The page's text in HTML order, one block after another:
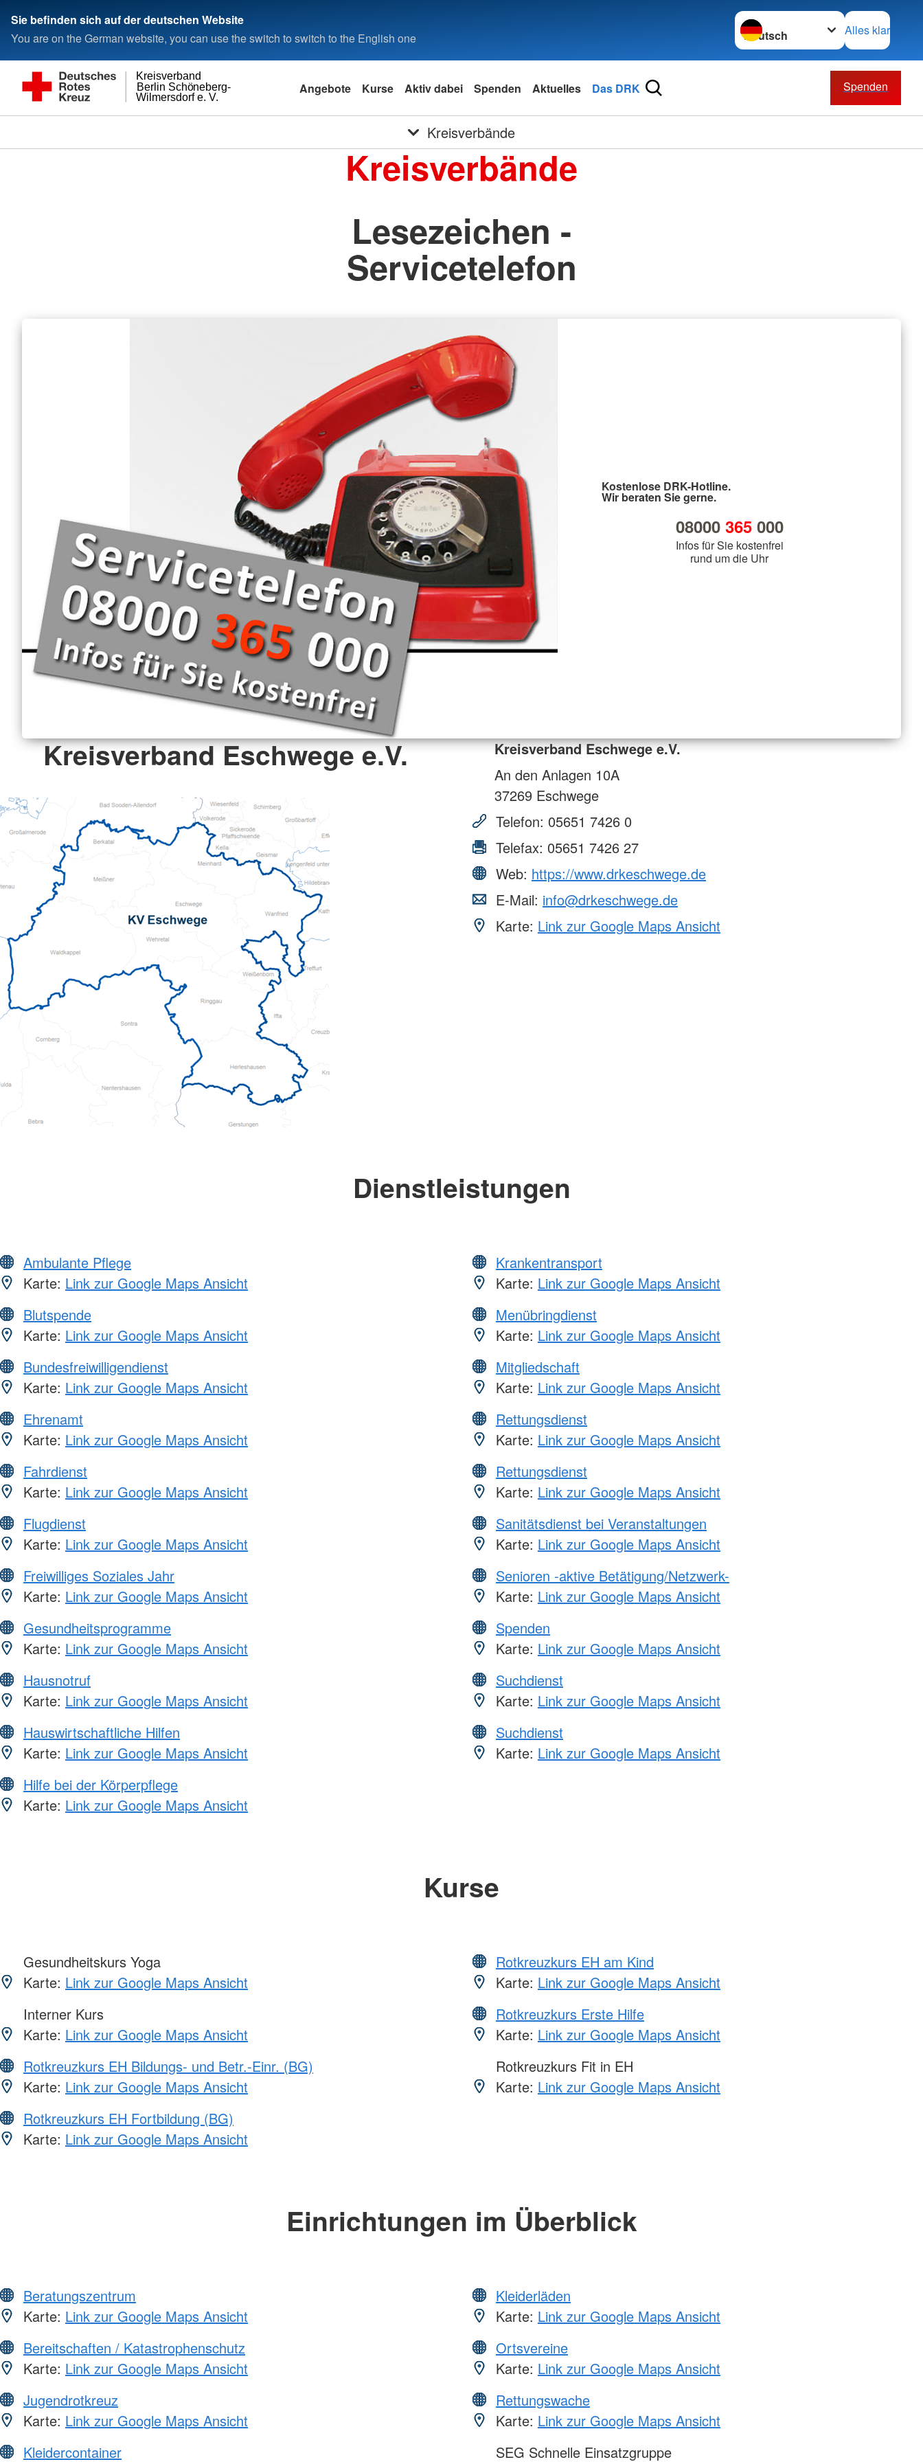
Sie befinden sich auf der deutschen Website
You are on the German website, you can use the switch to switch to the English one
Sprache wechseln zu
Alles klar
Wilmersdorf e. V.
Berlin Schöneberg-
Kreisverband
Angebote Kurse Aktiv dabei Spenden Aktuelles Das DRK Spenden
Kreisverbände
Kreisverbände
Lesezeichen -
Servicetelefon
Kostenlose DRK-Hotline.
Wir beraten Sie gerne.
08000 365000
Infos für Sie kostenfrei
rund um die Uhr
Kreisverband Eschwege e.V.
Kreisverband Eschwege e.V.
An den Anlagen 10A
37269 Eschwege
Telefon: 05651 7426 0
Telefax: 05651 7426 27
Web: https://www.drkeschwege.de
E-Mail: info@drkeschwege.de
Karte: Link zur Google Maps Ansicht
Dienstleistungen
Ambulante Pflege
Karte: Link zur Google Maps Ansicht
Blutspende
Karte: Link zur Google Maps Ansicht
Bundesfreiwilligendienst
Karte: Link zur Google Maps Ansicht
Ehrenamt
Karte: Link zur Google Maps Ansicht
Fahrdienst
Karte: Link zur Google Maps Ansicht
Flugdienst
Karte: Link zur Google Maps Ansicht
Freiwilliges Soziales Jahr
Karte: Link zur Google Maps Ansicht
Gesundheitsprogramme
Karte: Link zur Google Maps Ansicht
Hausnotruf
Karte: Link zur Google Maps Ansicht
Hauswirtschaftliche Hilfen
Karte: Link zur Google Maps Ansicht
Hilfe bei der Körperpflege
Karte: Link zur Google Maps Ansicht
Krankentransport
Karte: Link zur Google Maps Ansicht
Menübringdienst
Karte: Link zur Google Maps Ansicht
Mitgliedschaft
Karte: Link zur Google Maps Ansicht
Rettungsdienst
Karte: Link zur Google Maps Ansicht
Rettungsdienst
Karte: Link zur Google Maps Ansicht
Sanitätsdienst bei Veranstaltungen
Karte: Link zur Google Maps Ansicht
Senioren -aktive Betätigung/Netzwerk-
Karte: Link zur Google Maps Ansicht
Spenden
Karte: Link zur Google Maps Ansicht
Suchdienst
Karte: Link zur Google Maps Ansicht
Suchdienst
Karte: Link zur Google Maps Ansicht
Kurse
Gesundheitskurs Yoga
Karte: Link zur Google Maps Ansicht
Interner Kurs
Karte: Link zur Google Maps Ansicht
Rotkreuzkurs EH Bildungs- und Betr.-Einr. (BG)
Karte: Link zur Google Maps Ansicht
Rotkreuzkurs EH Fortbildung (BG)
Karte: Link zur Google Maps Ansicht
Rotkreuzkurs EH am Kind
Karte: Link zur Google Maps Ansicht
Rotkreuzkurs Erste Hilfe
Karte: Link zur Google Maps Ansicht
Rotkreuzkurs Fit in EH
Karte: Link zur Google Maps Ansicht
Einrichtungen im Überblick
Beratungszentrum
Karte: Link zur Google Maps Ansicht
Bereitschaften / Katastrophenschutz
Karte: Link zur Google Maps Ansicht
Jugendrotkreuz
Karte: Link zur Google Maps Ansicht
Kleidercontainer
Kleiderläden
Karte: Link zur Google Maps Ansicht
Ortsvereine
Karte: Link zur Google Maps Ansicht
Rettungswache
Karte: Link zur Google Maps Ansicht
SEG Schnelle Einsatzgruppe